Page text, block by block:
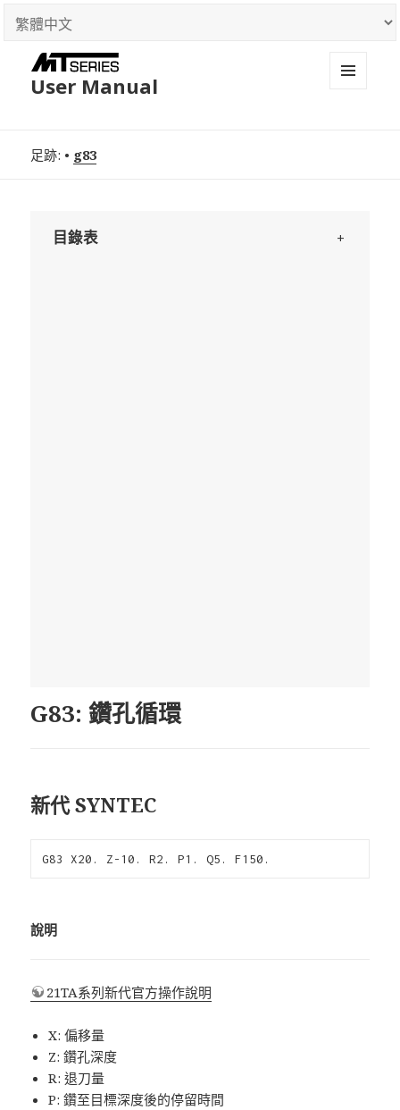
User Manual
足跡: • g83
+
目錄表
G83: 鑽孔循環
新代 SYNTEC
G83 X20. Z-10. R2. P1. Q5. F150.
說明
21TA系列新代官方操作說明
X: 偏移量
Z: 鑽孔深度
R: 退刀量
P: 鑽至目標深度後的停留時間